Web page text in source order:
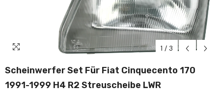
1 / 3
Scheinwerfer Set Für Fiat Cinquecento 170
1991-1999 H4 R2 Streuscheibe LWR